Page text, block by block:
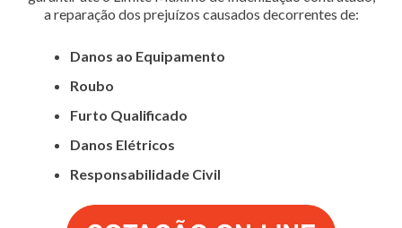
a reparação dos prejuízos causados decorrentes de:
Danos ao Equipamento
Roubo
Furto Qualificado
Danos Elétricos
Responsabilidade Civil